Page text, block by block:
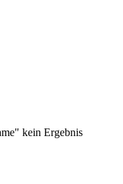
kein Ergebnis